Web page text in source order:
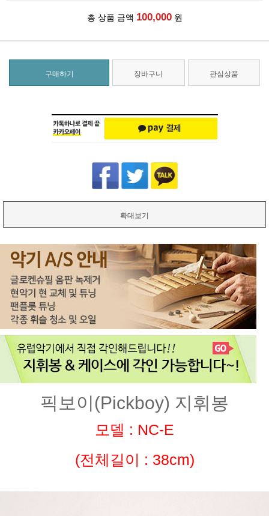
총 상품 금액 100,000 원
구매하기 장바구니 관심상품
확대보기
픽보이(Pickboy) 지휘봉
모델 : NC-E
(전체길이 : 38cm)